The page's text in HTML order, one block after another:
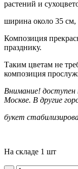
растений и
ширина около 35 см,
Композиция
празднику.
Таким цветам не
композиция
Внимание! доступен
Москве. В другие
букет
На складе 1 шт